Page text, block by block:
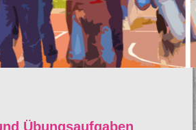
Übungsaufgaben